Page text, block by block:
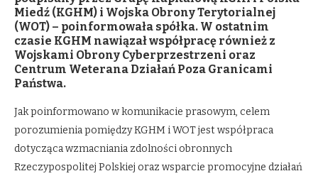
Miedź (KGHM) i Wojska Obrony Terytorialnej
(WOT) – poinformowała spółka. W ostatnim
czasie KGHM nawiązał współpracę również z
Wojskami Obrony Cyberprzestrzeni oraz
Centrum Weterana Działań Poza Granicami
Państwa.
Jak poinformowano w komunikacie prasowym, celem
porozumienia pomiędzy KGHM i WOT jest współpraca
dotycząca wzmacniania zdolności obronnych
Rzeczypospolitej Polskiej oraz wsparcie promocyjne działań